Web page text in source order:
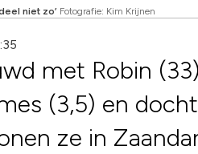
niet zo’ Fotografie: Kim Krijnen
met Robin
(3,5) en
ze in